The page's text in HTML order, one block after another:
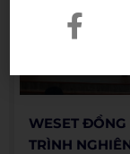
WESET
TRÌNH